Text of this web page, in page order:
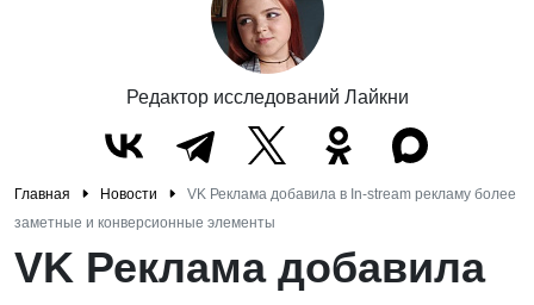
Редактор исследований Лайкни
Главная Новости
VK Реклама добавила в In-stream рекламу более
заметные и конверсионные элементы
VK Реклама добавила